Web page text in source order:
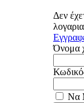
Δεν
Όνομα
Να